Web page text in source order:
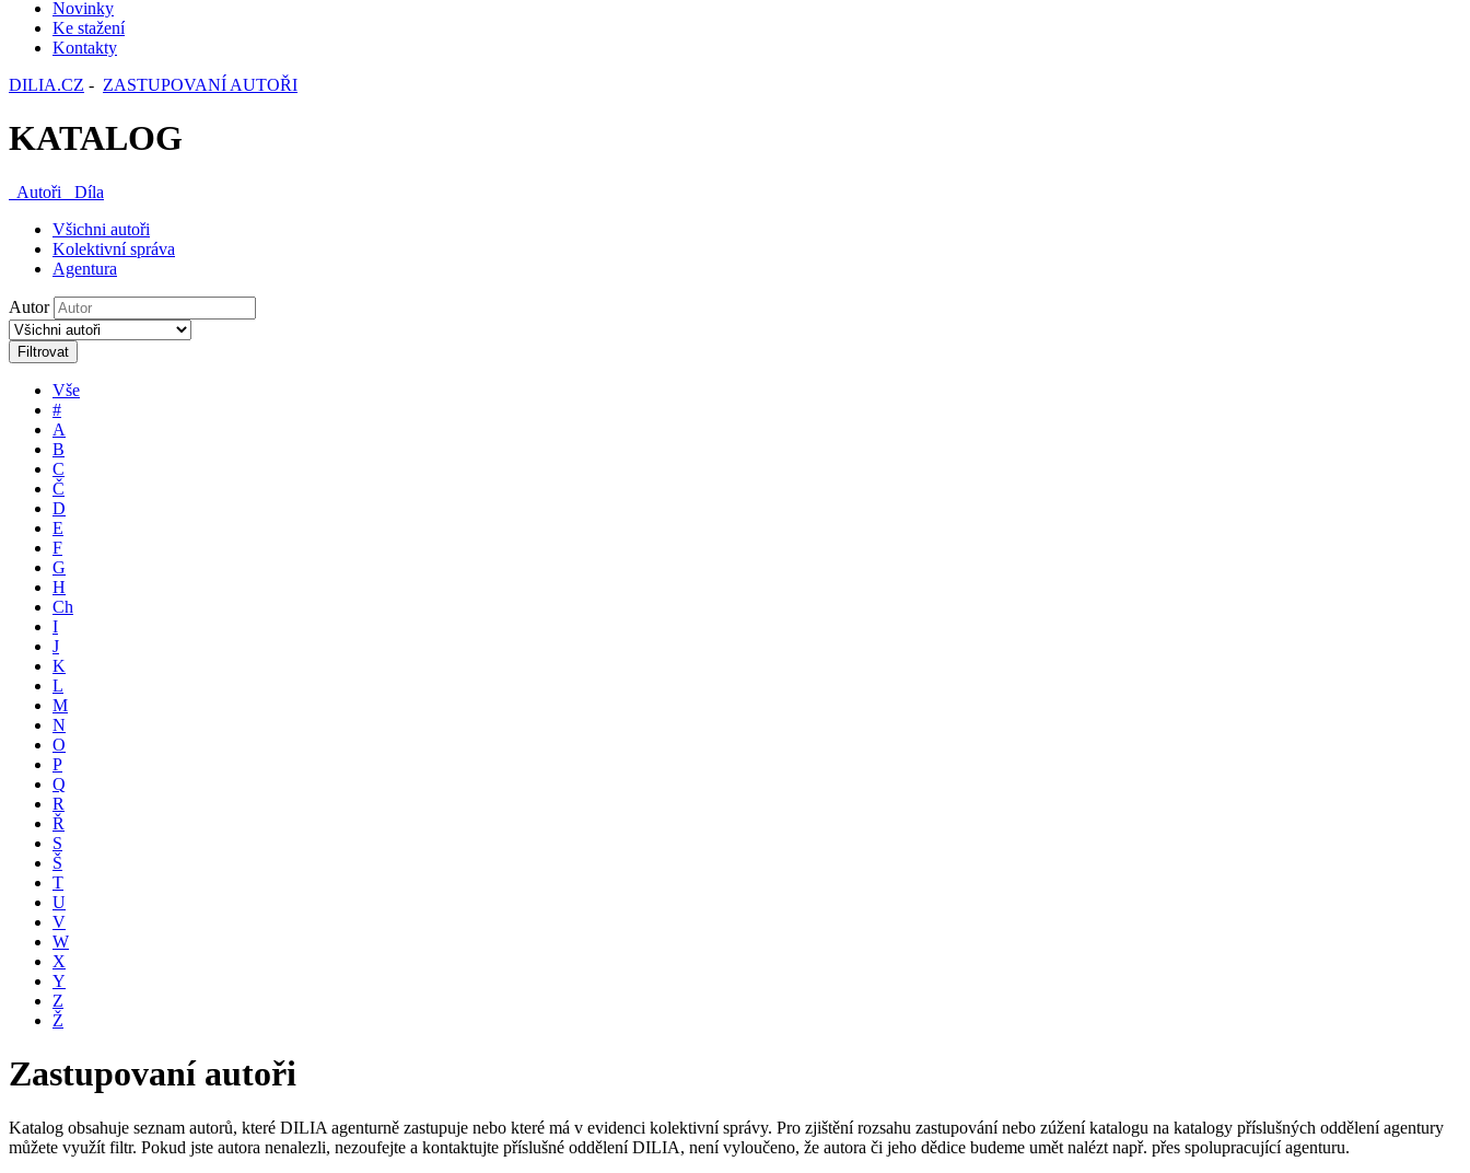
Novinky
Ke stažení
Kontakty
DILIA.CZ - ZASTUPOVANÍ AUTOŘI
KATALOG
Autoři
Díla
Všichni autoři
Kolektivní správa
Agentura
Autor
Filtrovat
Vše
#
A
B
C
Č
D
E
F
G
H
Ch
I
J
K
L
M
N
O
P
Q
R
Ř
S
Š
T
U
V
W
X
Y
Z
Ž
Zastupovaní autoři
Katalog obsahuje seznam autorů, které DILIA agenturně zastupuje nebo které má v evidenci kolektivní správy. Pro zjištění rozsahu zastupování nebo zúžení katalogu na katalogy příslušných oddělení agentury
můžete využít filtr. Pokud jste autora nenalezli, nezoufejte a kontaktujte příslušné oddělení DILIA, není vyloučeno, že autora či jeho dědice budeme umět nalézt např. přes spolupracující agenturu.